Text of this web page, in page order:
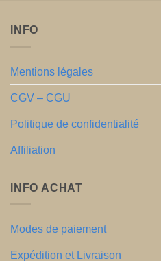
INFO
Mentions légales
CGV – CGU
Politique de confidentialité
Affiliation
INFO ACHAT
Modes de paiement
Expédition et Livraison